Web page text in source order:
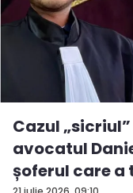
Cazul
avocatul
șoferul care